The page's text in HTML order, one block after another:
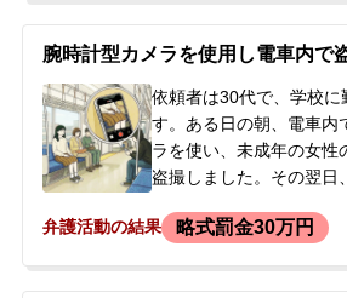
た。依頼者には過去に同
予処分となった前歴があ
医師免許に影響が出るこ
当事務所へ相談されまし
腕時計型カメラを使用し電車内で
依頼者は30代で、学校に
す。ある日の朝、電車内
ラを使い、未成年の女性
盗撮しました。その翌日
押収されたパソコンから
弁護活動の結果 略式罰金30万円